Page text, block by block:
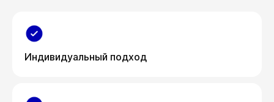
Индивидуальный подход